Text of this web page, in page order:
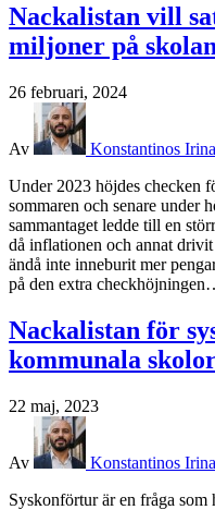
Nackalistan vill
miljoner på skolan
26 februari, 2024
Av
Konstantinos Irina
Under 2023 höjdes checken
sommaren och senare under
sammantaget ledde till en
då inflationen och annat
ändå inte inneburit mer
på den extra
Nackalistan för
kommunala
22 maj, 2023
Av
Konstantinos Irina
Syskonförtur är en fråga